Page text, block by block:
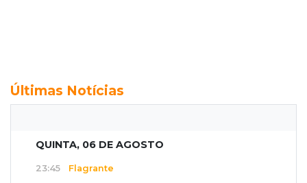
Últimas Notícias
QUINTA, 06 DE AGOSTO
23:45 Flagrante